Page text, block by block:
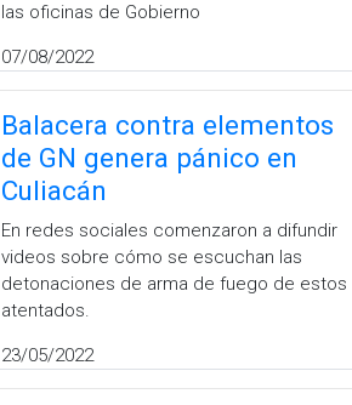
las oficinas de Gobierno
07/08/2022
Balacera contra elementos
de GN genera pánico en
Culiacán
En redes sociales comenzaron a difundir
videos sobre cómo se escuchan las
detonaciones de arma de fuego de estos
atentados.
23/05/2022